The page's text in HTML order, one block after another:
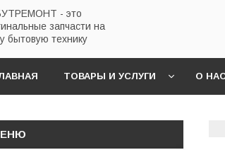
- это
запчасти на
бытовую технику
ТОВАРЫ И УСЛУГИ О